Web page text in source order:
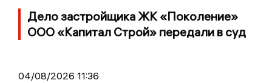
Дело застройщика ЖК «Поколение»
ООО «Капитал Строй» передали в суд
04/08/2026 11:36